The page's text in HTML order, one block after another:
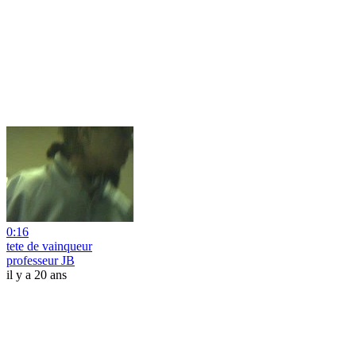
0:16
tete de vainqueur
professeur JB
il y a 20 ans